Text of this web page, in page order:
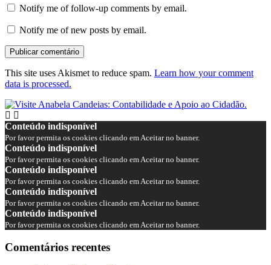
Notify me of follow-up comments by email.
Notify me of new posts by email.
This site uses Akismet to reduce spam. Learn how your comment
data is processed.
Conteúdo indisponível
Por favor permita os cookies clicando em Aceitar no banner.
Conteúdo indisponível
Por favor permita os cookies clicando em Aceitar no banner.
Conteúdo indisponível
Por favor permita os cookies clicando em Aceitar no banner.
Conteúdo indisponível
Por favor permita os cookies clicando em Aceitar no banner.
Conteúdo indisponível
Por favor permita os cookies clicando em Aceitar no banner.
Comentários recentes